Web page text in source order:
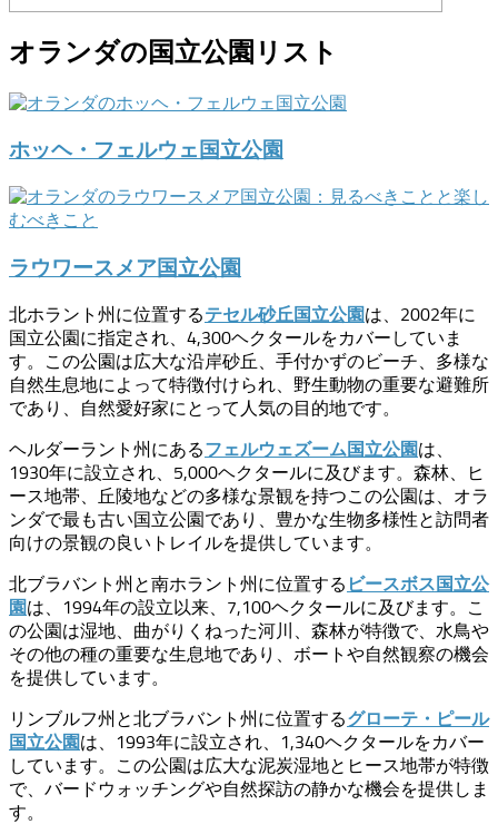
オランダの国立公園リスト
ホッヘ・フェルウェ国立公園
ラウワースメア国立公園
北ホラント州に位置するテセル砂丘国立公園は、2002年に
国立公園に指定され、4,300ヘクタールをカバーしていま
す。この公園は広大な沿岸砂丘、手付かずのビーチ、多様な
自然生息地によって特徴付けられ、野生動物の重要な避難所
であり、自然愛好家にとって人気の目的地です。
ヘルダーラント州にあるフェルウェズーム国立公園は、
1930年に設立され、5,000ヘクタールに及びます。森林、ヒ
ース地帯、丘陵地などの多様な景観を持つこの公園は、オラ
ンダで最も古い国立公園であり、豊かな生物多様性と訪問者
向けの景観の良いトレイルを提供しています。
北ブラバント州と南ホラント州に位置する ビースボス国立公
園は、1994年の設立以来、7,100ヘクタールに及びます。こ
の公園は湿地、曲がりくねった河川、森林が特徴で、水鳥や
その他の種の重要な生息地であり、ボートや自然観察の機会
を提供しています。
リンブルフ州と北ブラバント州に位置するグローテ・ピール
国立公園は、1993年に設立され、1,340ヘクタールをカバー
しています。この公園は広大な泥炭湿地とヒース地帯が特徴
で、バードウォッチングや自然探訪の静かな機会を提供しま
す。